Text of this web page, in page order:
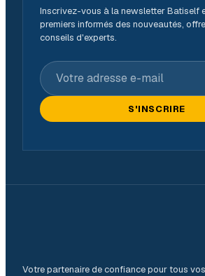
Inscrivez-vous à la newsletter Batiself
premiers informés des nouveautés,
conseils d'experts.
Votre adresse e-mail
S'INSCRIRE
Votre partenaire de confiance pour tous